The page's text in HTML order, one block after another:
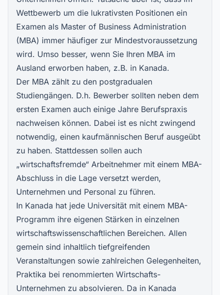
Wettbewerb um die lukrativsten Positionen ein
Examen als Master of Business Administration
(MBA) immer häufiger zur Mindestvoraussetzung
wird. Umso besser, wenn Sie Ihren MBA im
Ausland erworben haben, z.B. in Kanada.
Der MBA zählt zu den postgradualen
Studiengängen. D.h. Bewerber sollten neben dem
ersten Examen auch einige Jahre Berufspraxis
nachweisen können. Dabei ist es nicht zwingend
notwendig, einen kaufmännischen Beruf ausgeübt
zu haben. Stattdessen sollen auch
„wirtschaftsfremde“ Arbeitnehmer mit einem MBA-
Abschluss in die Lage versetzt werden,
Unternehmen und Personal zu führen.
In Kanada hat jede Universität mit einem MBA-
Programm ihre eigenen Stärken in einzelnen
wirtschaftswissenschaftlichen Bereichen. Allen
gemein sind inhaltlich tiefgreifenden
Veranstaltungen sowie zahlreichen Gelegenheiten,
Praktika bei renommierten Wirtschafts-
Unternehmen zu absolvieren. Da in Kanada